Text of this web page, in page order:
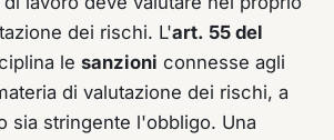
dei rischi. L'art. 55 del
le sanzioni connesse agli
di valutazione dei rischi, a
sia stringente l'obbligo. Una